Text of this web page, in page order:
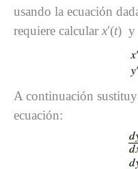
usando la ecuación
requiere calcular x′(t) y
A continuación
ecuación: